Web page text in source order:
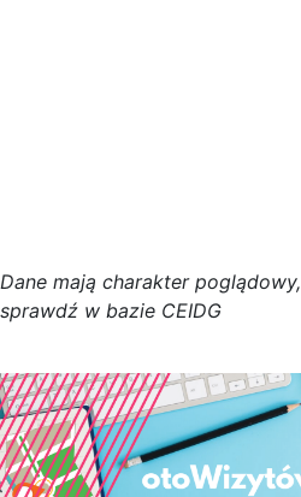
Dane mają charakter poglądowy,
sprawdź w bazie CEIDG